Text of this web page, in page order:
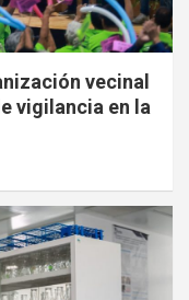
vecinal
vigilancia en la